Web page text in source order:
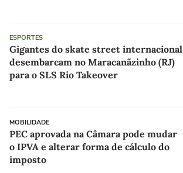
ESPORTES
Gigantes do skate street internacional
desembarcam no Maracanãzinho (RJ)
para o SLS Rio Takeover
MOBILIDADE
PEC aprovada na Câmara pode mudar
o IPVA e alterar forma de cálculo do
imposto